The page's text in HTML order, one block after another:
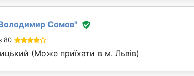
Сомов"
80
(Може приїхати в м. Львів)